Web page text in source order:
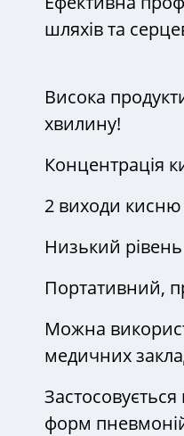
шляхів та
Висока
хвилину!
Концентрація
2 виходи кисню
Низький
Портативний,
Можна
медичних
Застосовується
форм